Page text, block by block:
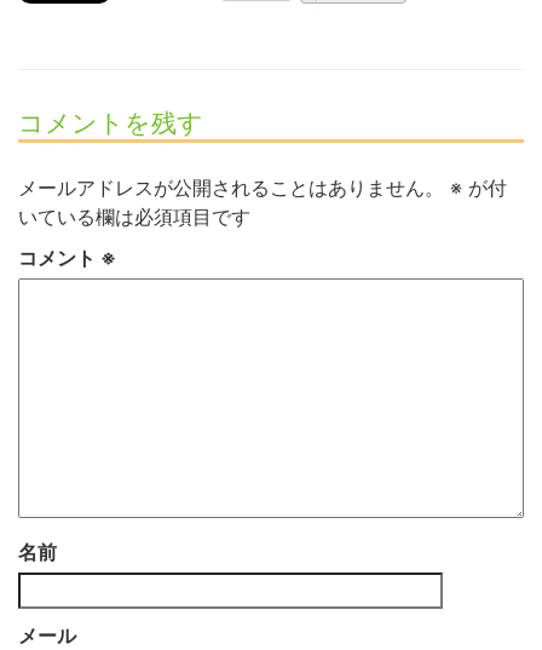
コメントを残す
メールアドレスが公開されることはありません。 ※ が付
いている欄は必須項目です
コメント ※
名前
メール